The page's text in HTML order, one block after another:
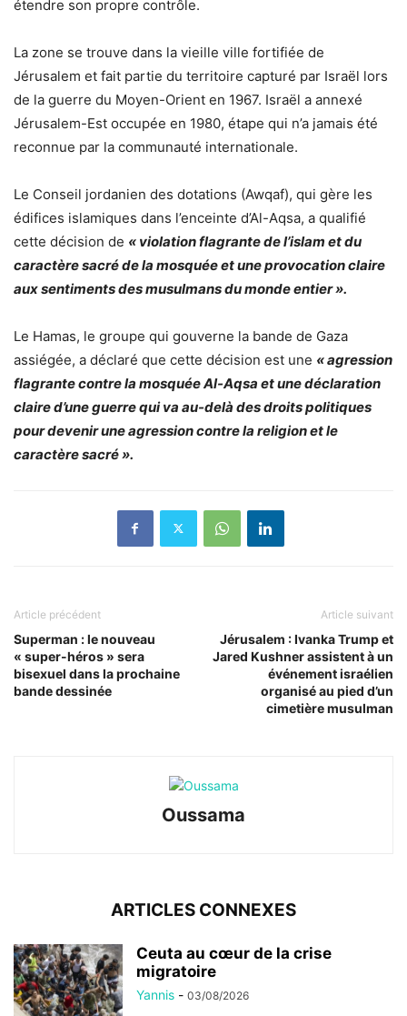
étendre son propre contrôle.
La zone se trouve dans la vieille ville fortifiée de
Jérusalem et fait partie du territoire capturé par Israël lors
de la guerre du Moyen-Orient en 1967. Israël a annexé
Jérusalem-Est occupée en 1980, étape qui n’a jamais été
reconnue par la communauté internationale.
Le Conseil jordanien des dotations (Awqaf), qui gère les
édifices islamiques dans l’enceinte d’Al-Aqsa, a qualifié
cette décision de « violation flagrante de l’islam et du
caractère sacré de la mosquée et une provocation claire
aux sentiments des musulmans du monde entier ».
Le Hamas, le groupe qui gouverne la bande de Gaza
assiégée, a déclaré que cette décision est une « agression
flagrante contre la mosquée Al-Aqsa et une déclaration
claire d’une guerre qui va au-delà des droits politiques
pour devenir une agression contre la religion et le
caractère sacré ».
Article précédent
Superman : le nouveau
« super-héros » sera
bisexuel dans la prochaine
bande dessinée
Article suivant
Jérusalem : Ivanka Trump et
Jared Kushner assistent à un
événement israélien
organisé au pied d’un
cimetière musulman
Oussama
ARTICLES CONNEXES
Ceuta au cœur de la crise
migratoire
Yannis - 03/08/2026